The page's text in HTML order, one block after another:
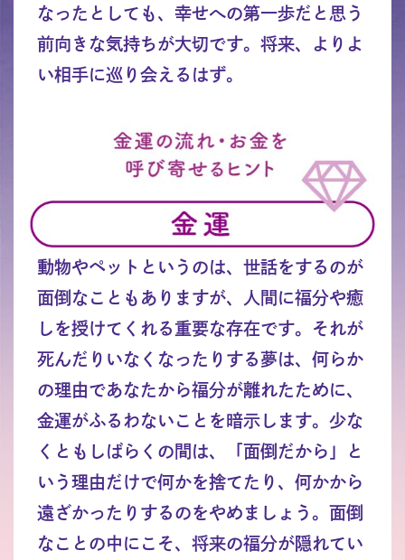
なったとしても、幸せへの第一歩だと思う
前向きな気持ちが大切です。将来、よりよ
い相手に巡り会えるはず。
動物やペットというのは、世話をするのが
面倒なこともありますが、人間に福分や癒
しを授けてくれる重要な存在です。それが
死んだりいなくなったりする夢は、何らか
の理由であなたから福分が離れたために、
金運がふるわないことを暗示します。少な
くともしばらくの間は、「面倒だから」と
いう理由だけで何かを捨てたり、何かから
遠ざかったりするのをやめましょう。面倒
なことの中にこそ、将来の福分が隠れてい